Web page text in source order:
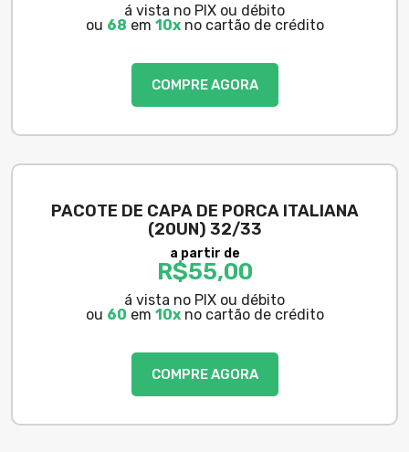
á vista no PIX ou débito
ou 68 em 10xno cartão de crédito
COMPRE AGORA
PACOTE DE CAPA DE PORCA ITALIANA
(20UN) 32/33
a partir de
R$55,00
á vista no PIX ou débito
ou 60 em 10xno cartão de crédito
COMPRE AGORA